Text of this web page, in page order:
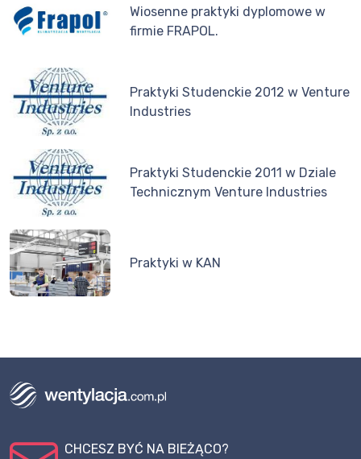
Wiosenne praktyki dyplomowe w
firmie FRAPOL.
Praktyki Studenckie 2012 w Venture
Industries
Praktyki Studenckie 2011 w Dziale
Technicznym Venture Industries
Praktyki w KAN
CHCESZ BYĆ NA BIEŻĄCO?